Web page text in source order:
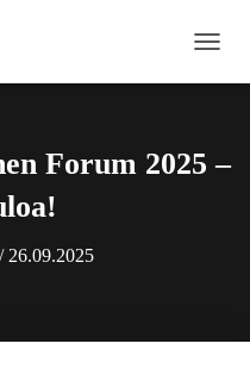
A
O
Forum 2025 –
/ 26.09.2025